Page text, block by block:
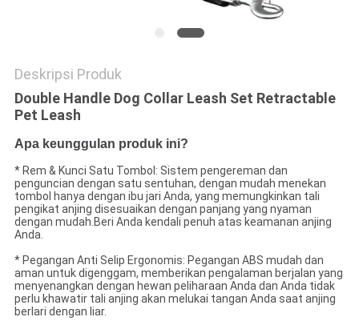
Deskripsi Produk
Double Handle Dog Collar Leash Set Retractable
Pet Leash
Apa keunggulan produk ini?
* Rem & Kunci Satu Tombol: Sistem pengereman dan
penguncian dengan satu sentuhan, dengan mudah menekan
tombol hanya dengan ibu jari Anda, yang memungkinkan tali
pengikat anjing disesuaikan dengan panjang yang nyaman
dengan mudah.Beri Anda kendali penuh atas keamanan anjing
Anda.
* Pegangan Anti Selip Ergonomis: Pegangan ABS mudah dan
aman untuk digenggam, memberikan pengalaman berjalan yang
menyenangkan dengan hewan peliharaan Anda dan Anda tidak
perlu khawatir tali anjing akan melukai tangan Anda saat anjing
berlari dengan liar.